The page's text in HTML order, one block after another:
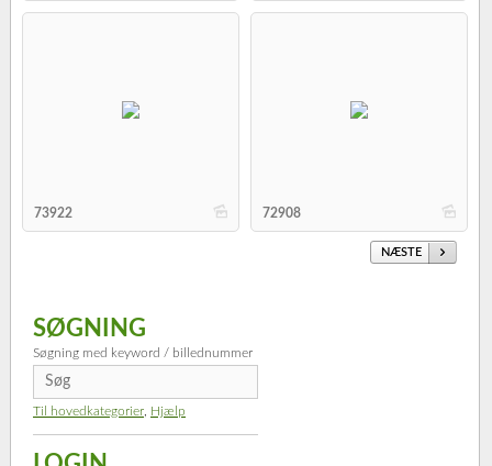
b
73922 b
72908
NÆSTE
SØGNING
Søgning med keyword / billednummer
Til hovedkategorier Hjælp